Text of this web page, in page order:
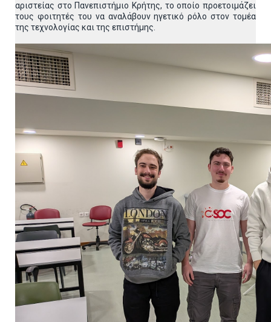
αριστείας στο Πανεπιστήμιο Κρήτης, το οποίο προετοιμάζει
τους φοιτητές του να αναλάβουν ηγετικό ρόλο στον τομέα
της τεχνολογίας και της επιστήμης.